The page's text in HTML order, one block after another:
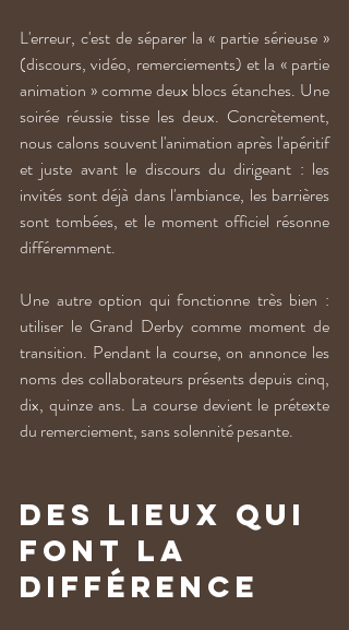
L'erreur, c'est de séparer la « partie sérieuse »
(discours, vidéo, remerciements) et la « partie
animation » comme deux blocs étanches. Une
soirée réussie tisse les deux. Concrètement,
nous calons souvent l'animation après l'apéritif
et juste avant le discours du dirigeant : les
invités sont déjà dans l'ambiance, les barrières
sont tombées, et le moment officiel résonne
différemment.
Une autre option qui fonctionne très bien :
utiliser le Grand Derby comme moment de
transition. Pendant la course, on annonce les
noms des collaborateurs présents depuis cinq,
dix, quinze ans. La course devient le prétexte
du remerciement, sans solennité pesante.
Des lieux qui
font la
différence